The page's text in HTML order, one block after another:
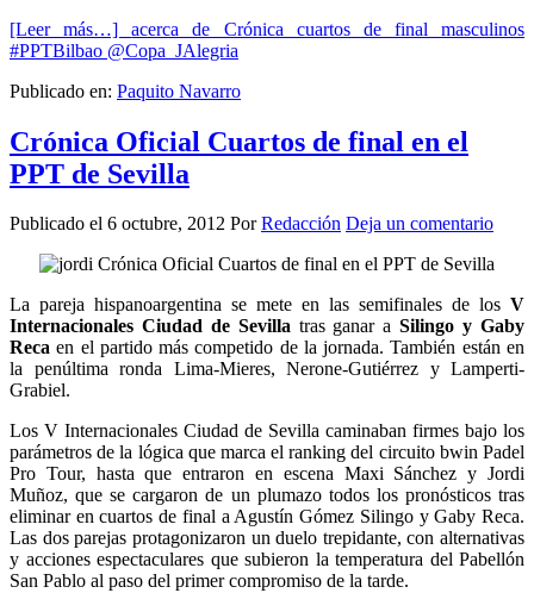
[Leer más…]acerca de Crónica cuartos de final masculinos
#PPTBilbao @Copa_JAlegria
Publicado en: Paquito Navarro
Crónica Oficial Cuartos de final en el
PPT de Sevilla
Publicado el 6 octubre, 2012 PorRedacción Deja un comentario
La pareja hispanoargentina se mete en las semifinales de los V
Internacionales Ciudad de Sevillatras ganar aSilingo y Gaby
Reca en el partido más competido de la jornada. También están en
la penúltima ronda Lima-Mieres, Nerone-Gutiérrez y Lamperti-
Grabiel.
Los V Internacionales Ciudad de Sevilla caminaban firmes bajo los
parámetros de la lógica que marca el ranking del circuito bwin Padel
Pro Tour, hasta que entraron en escena Maxi Sánchez y Jordi
Muñoz, que se cargaron de un plumazo todos los pronósticos tras
eliminar en cuartos de final a Agustín Gómez Silingo y Gaby Reca.
Las dos parejas protagonizaron un duelo trepidante, con alternativas
y acciones espectaculares que subieron la temperatura del Pabellón
San Pablo al paso del primer compromiso de la tarde.